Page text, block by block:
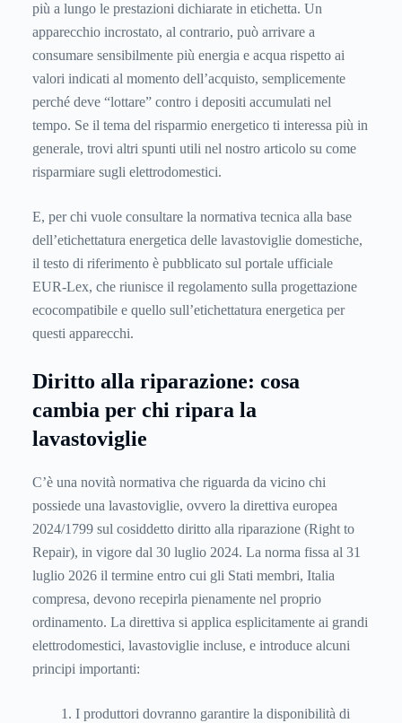
più a lungo le prestazioni dichiarate in etichetta. Un
apparecchio incrostato, al contrario, può arrivare a
consumare sensibilmente più energia e acqua rispetto ai
valori indicati al momento dell’acquisto, semplicemente
perché deve “lottare” contro i depositi accumulati nel
tempo. Se il tema del risparmio energetico ti interessa più in
generale, trovi altri spunti utili nel nostro articolo su come
risparmiare sugli elettrodomestici.
E, per chi vuole consultare la normativa tecnica alla base
dell’etichettatura energetica delle lavastoviglie domestiche,
il testo di riferimento è pubblicato sul portale ufficiale
EUR-Lex, che riunisce il regolamento sulla progettazione
ecocompatibile e quello sull’etichettatura energetica per
questi apparecchi.
Diritto alla riparazione: cosa
cambia per chi ripara la
lavastoviglie
C’è una novità normativa che riguarda da vicino chi
possiede una lavastoviglie, ovvero la direttiva europea
2024/1799 sul cosiddetto diritto alla riparazione (Right to
Repair), in vigore dal 30 luglio 2024. La norma fissa al 31
luglio 2026 il termine entro cui gli Stati membri, Italia
compresa, devono recepirla pienamente nel proprio
ordinamento. La direttiva si applica esplicitamente ai grandi
elettrodomestici, lavastoviglie incluse, e introduce alcuni
principi importanti:
I produttori dovranno garantire la disponibilità di